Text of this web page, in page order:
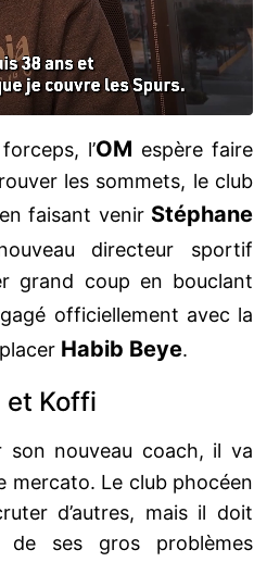
l’OM espère faire
les sommets, le club
faisant venir Stéphane
directeur sportif
grand coup en bouclant
officiellement avec la
Habib Beye.
et Koffi
son nouveau coach, il va
mercato. Le club phocéen
d’autres, mais il doit
ses gros problèmes